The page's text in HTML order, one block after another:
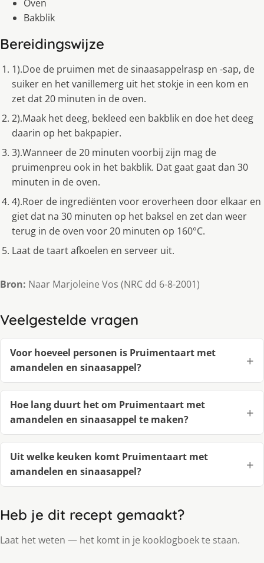
Oven
Bakblik
Bereidingswijze
1).Doe de pruimen met de sinaasappelrasp en -sap, de
suiker en het vanillemerg uit het stokje in een kom en
zet dat 20 minuten in de oven.
2).Maak het deeg, bekleed een bakblik en doe het deeg
daarin op het bakpapier.
3).Wanneer de 20 minuten voorbij zijn mag de
pruimenpreu ook in het bakblik. Dat gaat gaat dan 30
minuten in de oven.
4).Roer de ingrediënten voor eroverheen door elkaar en
giet dat na 30 minuten op het baksel en zet dan weer
terug in de oven voor 20 minuten op 160°C.
Laat de taart afkoelen en serveer uit.
Bron: Naar Marjoleine Vos (NRC dd 6-8-2001)
Veelgestelde vragen
Voor hoeveel personen is Pruimentaart met
amandelen en sinaasappel?
Hoe lang duurt het om Pruimentaart met
amandelen en sinaasappel te maken?
Uit welke keuken komt Pruimentaart met
amandelen en sinaasappel?
Heb je dit recept gemaakt?
Laat het weten — het komt in je kooklogboek te staan.